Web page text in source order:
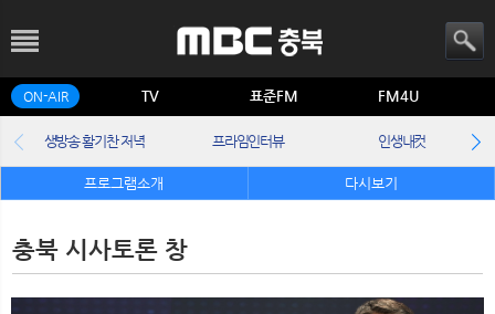
ON-AIR TV 표준FM FM4U
생방송 활기찬 저녁 프라임인터뷰 인생내컷
프로그램소개 다시보기
충북 시사토론 창